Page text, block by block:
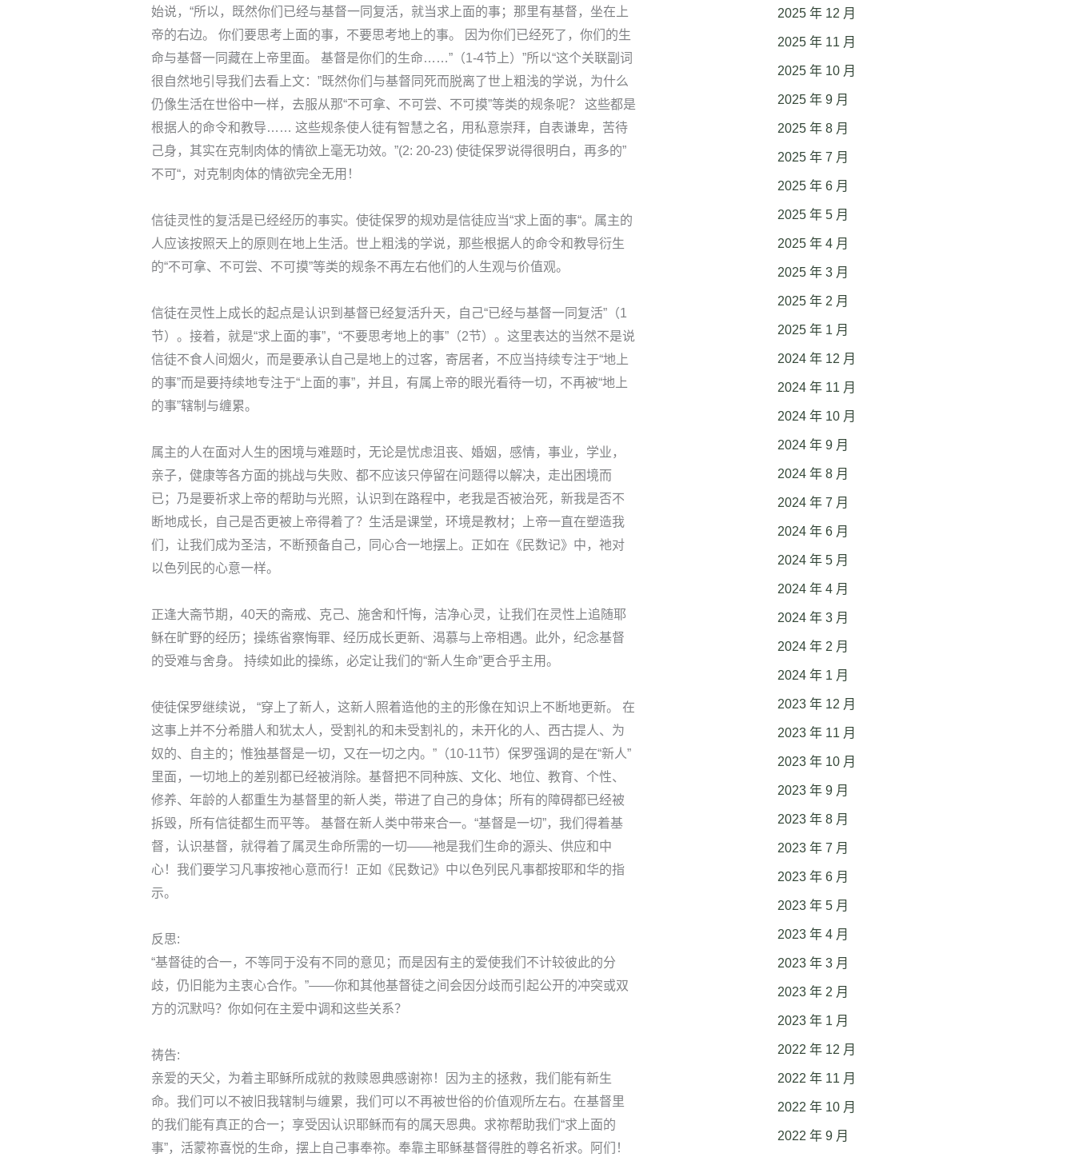
始说，“所以，既然你们已经与基督一同复活，就当求上面的事；那里有基督，坐在上
帝的右边。 你们要思考上面的事，不要思考地上的事。 因为你们已经死了，你们的生
命与基督一同藏在上帝里面。 基督是你们的生命……”（1-4节上）”所以“这个关联副词
很自然地引导我们去看上文：”既然你们与基督同死而脱离了世上粗浅的学说，为什么
仍像生活在世俗中一样，去服从那“不可拿、不可尝、不可摸”等类的规条呢？ 这些都是
根据人的命令和教导…… 这些规条使人徒有智慧之名，用私意崇拜，自表谦卑，苦待
己身，其实在克制肉体的情欲上毫无功效。”(2: 20-23) 使徒保罗说得很明白，再多的”
不可“，对克制肉体的情欲完全无用！
信徒灵性的复活是已经经历的事实。使徒保罗的规劝是信徒应当“求上面的事“。属主的
人应该按照天上的原则在地上生活。世上粗浅的学说，那些根据人的命令和教导衍生
的“不可拿、不可尝、不可摸”等类的规条不再左右他们的人生观与价值观。
信徒在灵性上成长的起点是认识到基督已经复活升天，自己“已经与基督一同复活”（1
节）。接着，就是“求上面的事”，“不要思考地上的事”（2节）。这里表达的当然不是说
信徒不食人间烟火，而是要承认自己是地上的过客，寄居者，不应当持续专注于“地上
的事”而是要持续地专注于“上面的事”，并且，有属上帝的眼光看待一切，不再被“地上
的事”辖制与缠累。
属主的人在面对人生的困境与难题时，无论是忧虑沮丧、婚姻，感情，事业，学业，
亲子，健康等各方面的挑战与失败、都不应该只停留在问题得以解决，走出困境而
已；乃是要祈求上帝的帮助与光照，认识到在路程中，老我是否被治死，新我是否不
断地成长，自己是否更被上帝得着了？生活是课堂，环境是教材；上帝一直在塑造我
们，让我们成为圣洁，不断预备自己，同心合一地摆上。正如在《民数记》中，祂对
以色列民的心意一样。
正逢大斋节期，40天的斋戒、克己、施舍和忏悔，洁净心灵，让我们在灵性上追随耶
稣在旷野的经历；操练省察悔罪、经历成长更新、渴慕与上帝相遇。此外，纪念基督
的受难与舍身。 持续如此的操练，必定让我们的“新人生命”更合乎主用。
使徒保罗继续说， “穿上了新人，这新人照着造他的主的形像在知识上不断地更新。 在
这事上并不分希腊人和犹太人，受割礼的和未受割礼的，未开化的人、西古提人、为
奴的、自主的；惟独基督是一切，又在一切之内。”（10-11节）保罗强调的是在“新人”
里面，一切地上的差别都已经被消除。基督把不同种族、文化、地位、教育、个性、
修养、年龄的人都重生为基督里的新人类，带进了自己的身体；所有的障碍都已经被
拆毁，所有信徒都生而平等。 基督在新人类中带来合一。“基督是一切”，我们得着基
督，认识基督，就得着了属灵生命所需的一切——衪是我们生命的源头、供应和中
心！我们要学习凡事按祂心意而行！正如《民数记》中以色列民凡事都按耶和华的指
示。
反思:
“基督徒的合一，不等同于没有不同的意见；而是因有主的爱使我们不计较彼此的分
歧，仍旧能为主衷心合作。”——你和其他基督徒之间会因分歧而引起公开的冲突或双
方的沉默吗？你如何在主爱中调和这些关系？
祷告:
亲爱的天父，为着主耶稣所成就的救赎恩典感谢祢！因为主的拯救，我们能有新生
命。我们可以不被旧我辖制与缠累，我们可以不再被世俗的价值观所左右。在基督里
的我们能有真正的合一；享受因认识耶稣而有的属天恩典。求祢帮助我们“求上面的
事”，活蒙祢喜悦的生命，摆上自己事奉祢。奉靠主耶稣基督得胜的尊名祈求。阿们！
2025 年 12 月
2025 年 11 月
2025 年 10 月
2025 年 9 月
2025 年 8 月
2025 年 7 月
2025 年 6 月
2025 年 5 月
2025 年 4 月
2025 年 3 月
2025 年 2 月
2025 年 1 月
2024 年 12 月
2024 年 11 月
2024 年 10 月
2024 年 9 月
2024 年 8 月
2024 年 7 月
2024 年 6 月
2024 年 5 月
2024 年 4 月
2024 年 3 月
2024 年 2 月
2024 年 1 月
2023 年 12 月
2023 年 11 月
2023 年 10 月
2023 年 9 月
2023 年 8 月
2023 年 7 月
2023 年 6 月
2023 年 5 月
2023 年 4 月
2023 年 3 月
2023 年 2 月
2023 年 1 月
2022 年 12 月
2022 年 11 月
2022 年 10 月
2022 年 9 月